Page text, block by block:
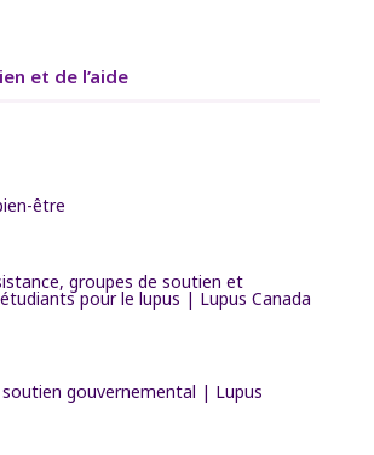
et de l’aide
être
groupes de soutien et
pour le lupus | Lupus Canada
gouvernemental | Lupus